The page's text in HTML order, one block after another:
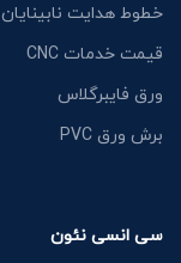
خطوط هدایت نابینایان
قیمت خدمات CNC
ورق فایبرگلاس
برش ورق PVC
سی انسی نئون